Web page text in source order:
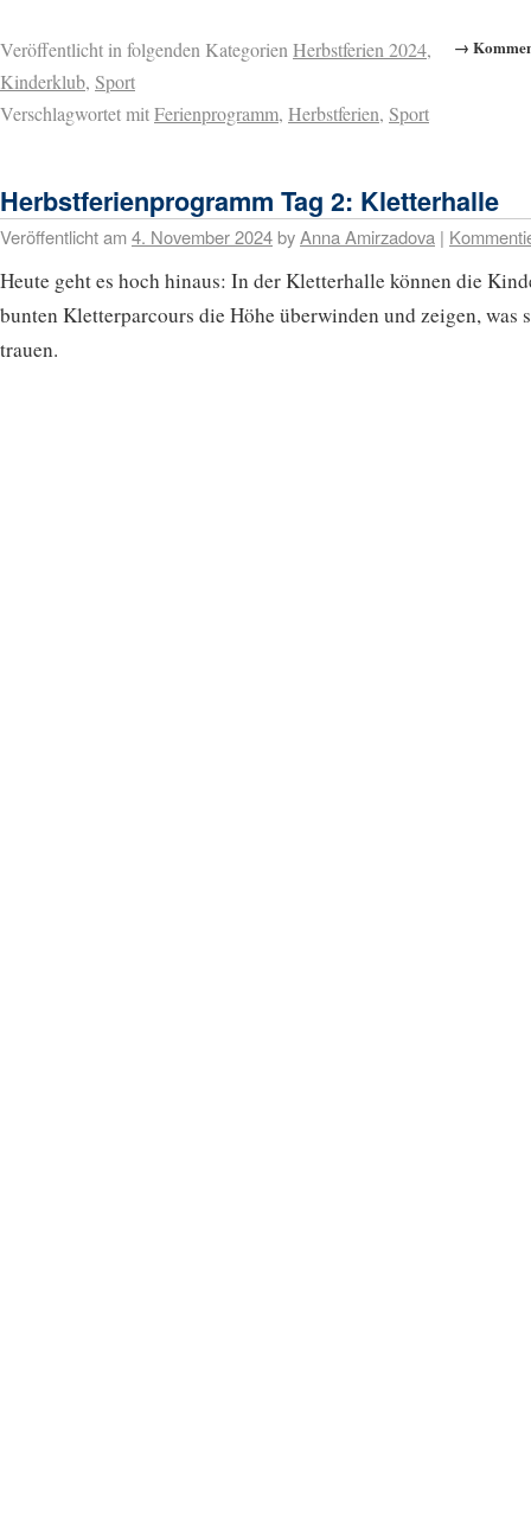
→
Veröffentlicht in folgenden KategorienHerbstferien 2024,
Kinderklub, Sport
Verschlagwortet mitFerienprogramm, Herbstferien, Sport
Herbstferienprogramm Tag 2: Kletterhalle
Veröffentlicht am4. November 2024byAnna Amirzadova |
Heute geht es hoch hinaus: In der Kletterhalle können die
bunten Kletterparcours die Höhe überwinden und zeigen, was
trauen.